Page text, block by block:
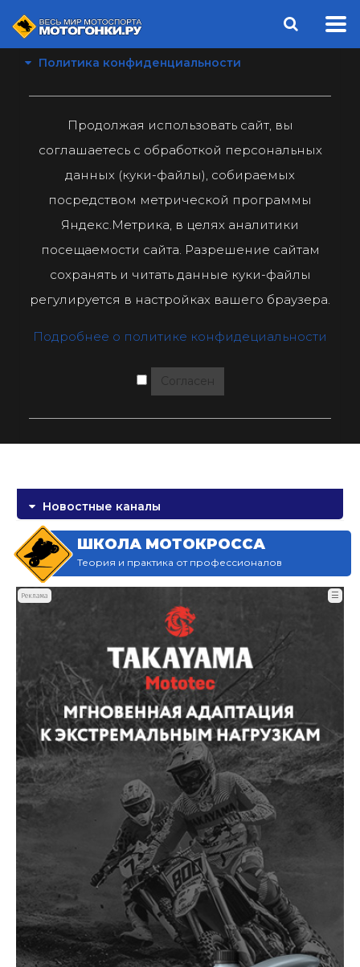
Политика конфиденциальности
Продолжая использовать сайт, вы
соглашаетесь с обработкой персональных
данных (куки-файлы), собираемых
посредством метрической программы
Яндекс.Метрика, в целях аналитики
посещаемости сайта. Разрешение сайтам
сохранять и читать данные куки-файлы
регулируется в настройках вашего браузера.
Подробнее о политике конфидециальности
Согласен
Новостные каналы
ШКОЛА МОТОКРОССА
Теория и практика от профессионалов
Реклама ☰